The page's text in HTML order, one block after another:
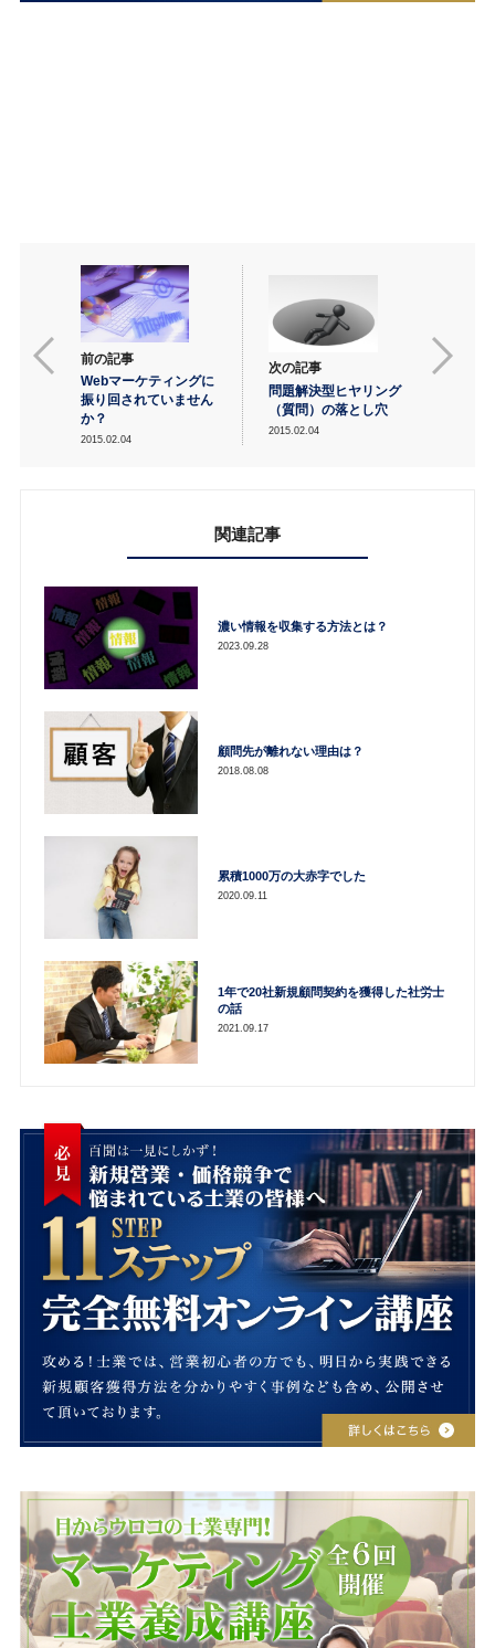
前の記事
Webマーケティングに
振り回されていません
か？
2015.02.04
次の記事
問題解決型ヒヤリング
（質問）の落とし穴
2015.02.04
関連記事
濃い情報を収集する方法とは？
2023.09.28
顧問先が離れない理由は？
2018.08.08
累積1000万の大赤字でした
2020.09.11
1年で20社新規顧問契約を獲得した社労士
の話
2021.09.17